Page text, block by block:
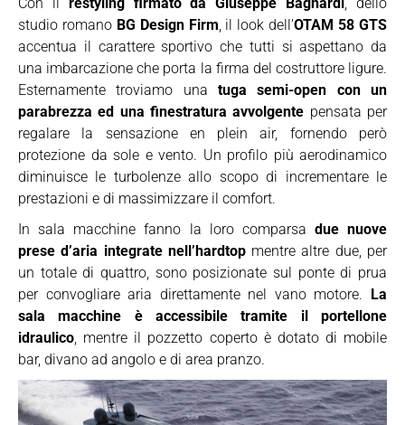
studio romano BG Design Firm , il look dell’OTAM 58 GTS
accentua il carattere sportivo che tutti si aspettano da
una imbarcazione che porta la firma del costruttore ligure.
Esternamente troviamo una tuga semi-open con un
parabrezza ed una finestratura avvolgente pensata per
regalare la sensazione en plein air, fornendo però
protezione da sole e vento. Un profilo più aerodinamico
diminuisce le turbolenze allo scopo di incrementare le
prestazioni e di massimizzare il comfort.
In sala macchine fanno la loro comparsa due nuove
prese d’aria integrate nell’hardtopmentre altre due, per
un totale di quattro, sono posizionate sul ponte di prua
per convogliare aria direttamente nel vano motore. La
sala macchine è accessibile tramite il portellone
idraulico , mentre il pozzetto coperto è dotato di mobile
bar, divano ad angolo e di area pranzo.